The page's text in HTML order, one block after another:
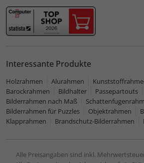
Interessante Produkte
Holzrahmen Alurahmen
Barockrahmen
Bildhalter
Passepartouts
Bilderrahmen nach Maß
Bilderrahmen für Puzzles
Objektrahmen
Klapprahmen
Brandschutz-Bilderrahmen
Alle Preisangaben sind inkl.